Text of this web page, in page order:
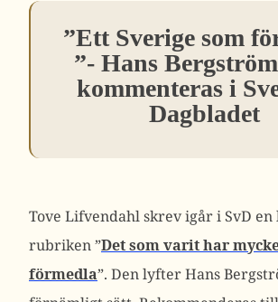
”Ett Sverige som
”- Hans
kommenteras i
Dagbladet
Tove Lifvendahl skrev igår i SvD
rubriken ”Det som varit har
förmedla”. Den lyfter Hans